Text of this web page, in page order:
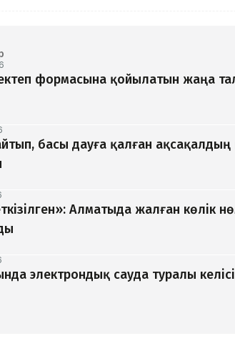
формасына қойылатын жаңа
басы дауға қалған
Алматыда жалған көлік
электрондық сауда туралы